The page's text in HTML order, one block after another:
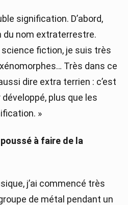
signification. D’abord,
du nom extraterrestre.
fiction, je suis très
Très dans ce
dire extra terrien : c’est
plus que les
»
poussé à faire de la
j’ai commencé très
de métal pendant un